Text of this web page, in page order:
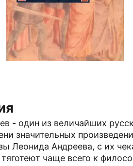
- один из величайших
значительных
Леонида Андреева, с их
чаще всего к